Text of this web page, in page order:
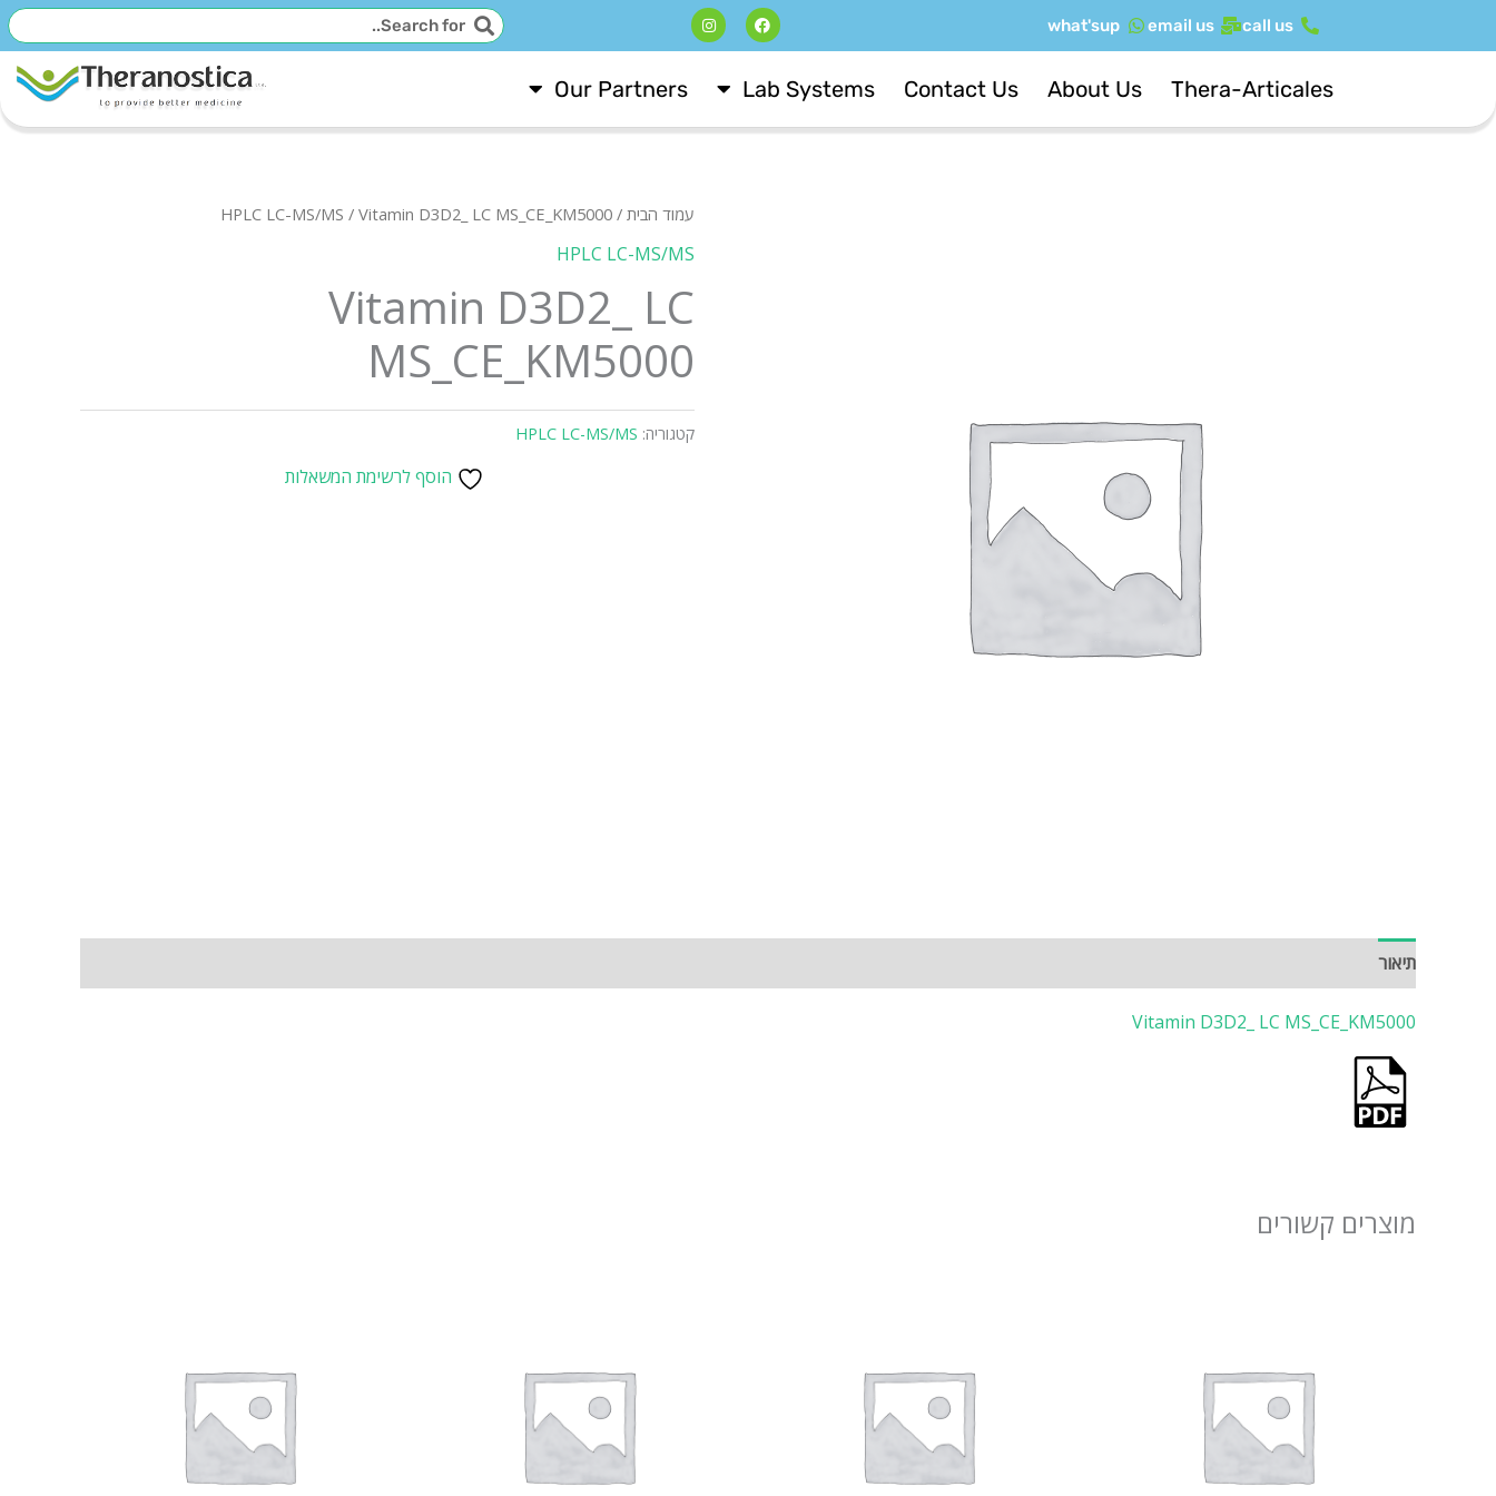
לתוכן
call us
email us
what'sup
F
a
c
o
k
I
n
s
a
m
חיפושחיפוש
Thera-Articales
About Us
Contact Us
Lab Systems
Our Partners
עמוד הבית /
HPLC LC-MS/MS / Vitamin D3D2_ LC MS_CE_KM5000
HPLC LC-MS/MS
Vitamin D3D2_ LC
MS_CE_KM5000
קטגוריה: HPLC LC-MS/MS
הוסף לרשימת המשאלות
תיאור
Vitamin D3D2_ LC MS_CE_KM5000
מוצרים קשורים